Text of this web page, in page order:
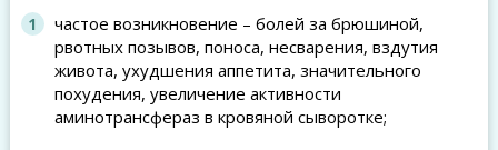
частое возникновение – болей за брюшиной,
рвотных позывов, поноса, несварения, вздутия
живота, ухудшения аппетита, значительного
похудения, увеличение активности
аминотрансфераз в кровяной сыворотке;